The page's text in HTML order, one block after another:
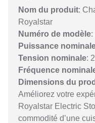
Nom du produit:
Royalstar
Numéro de modèle:
Puissance
Tension nominale:
Fréquence
Dimensions du
Améliorez votre
Royalstar Electric
commodité d’une